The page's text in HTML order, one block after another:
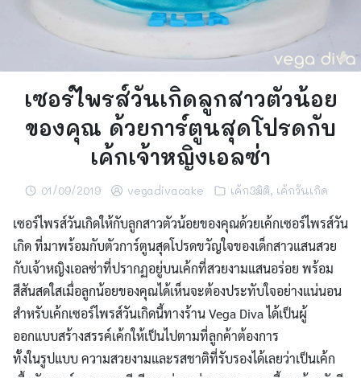
เซอร์ไพรส์วันเกิดลูกสาวตัวน้อย
ของคุณ ด้วยการ์ตูนสุดโปรดกับ
เค้กเจ้าหญิงเอลซ่า
01/09/2019 vegadivacake เค้ก3มิติ, เค้กวันเกิด
เซอร์ไพรส์วันเกิดให้กับลูกสาวตัวน้อยของคุณด้วยเค้กเซอร์ไพรส์วัน
เกิด ที่มาพร้อมกับตัวการ์ตูนสุดโปรดขวัญใจของเด็กสาวแสนสวย
กับเจ้าหญิงเอลซ่าที่ปรากฏอยู่บนเค้กที่สวยงามแสนอร่อย พร้อม
สีสันสดใสเมื่อลูกน้อยของคุณได้เห็นจะต้องประทับใจอย่างแน่นอน
สำหรับเค้กเซอร์ไพรส์วันเกิดนี้ทางร้าน Vega Diva ได้เป็นผู้
ออกแบบสร้างสรรค์เค้กให้เป็นไปตามที่ลูกค้าต้องการ
ทั้งในรูปแบบ ความสวยงามและรสชาติที่รับรองได้เลยว่าเป็นเค้ก